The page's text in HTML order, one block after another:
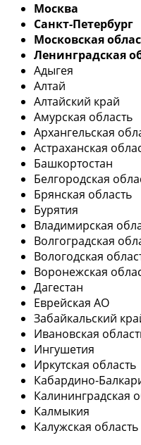
Москва
Санкт-Петербург
Московская
Ленинградская
Адыгея
Алтай
Алтайский край
Амурская область
Архангельская
Астраханская
Башкортостан
Белгородская
Брянская область
Бурятия
Владимирская
Волгоградская
Вологодская
Воронежская
Дагестан
Еврейская АО
Забайкальский
Ивановская
Ингушетия
Иркутская область
Кабардино-
Калининградская
Калмыкия
Калужская область